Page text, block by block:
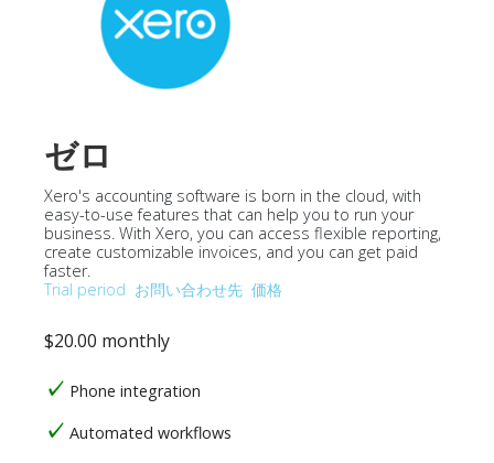
ゼロ
Xero's accounting software is born in the cloud, with
easy-to-use features that can help you to run your
business. With Xero, you can access flexible reporting,
create customizable invoices, and you can get paid
faster.
Trial period お問い合わせ先 価格
$20.00 monthly
Phone integration
Automated workflows